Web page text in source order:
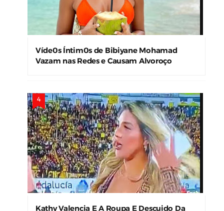
Víde0s Íntim0s de Bibiyane Mohamad
Vazam nas Redes e Causam Alvoroço
Kathy Valencia E A Roupa E Descuido Da